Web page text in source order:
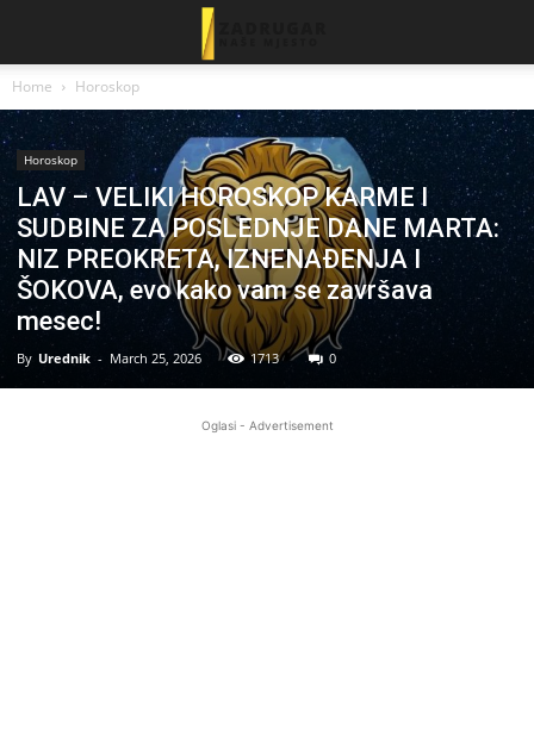
Home Horoskop
Horoskop
LAV – VELIKI HOROSKOP KARME I
SUDBINE ZA POSLEDNJE DANE MARTA:
NIZ PREOKRETA, IZNENAĐENJA I
ŠOKOVA, evo kako vam se završava
mesec!
By Urednik - March 25, 2026 1713 0
Oglasi - Advertisement